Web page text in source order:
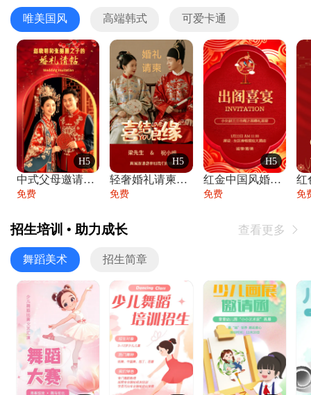
唯美国风 高端韩式 可爱卡通
H5
中式父母邀请函婚礼结婚请柬请贴父母邀请方
免费
H5
轻奢婚礼请柬婚礼邀请函结婚照请帖
免费
H5
红金中国风婚礼请柬出阁喜宴嫁女请帖出阁宴
免费 免
招生培训 • 助力成长 查看更多 
舞蹈美术 招生简章